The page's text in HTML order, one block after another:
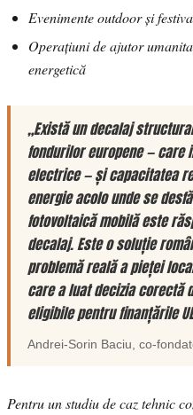
Evenimente outdoor și
Operațiuni de ajutor
energetică
„Există un decalaj
fondurilor europene — care
electrice — și capacitatea
energie acolo unde se
fotovoltaică mobilă este
decalaj. Este o soluție
problemă reală a pieței
care a luat decizia corectă
eligibile pentru finanțările
Andrei-Sorin Baciu, co-
Pentru un studiu de caz tehnic